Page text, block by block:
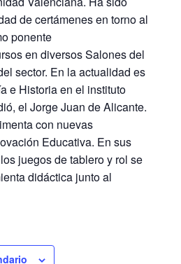
de certámenes en torno al
ponente
en diversos Salones del
sector. En la actualidad es
e Historia en el instituto
el Jorge Juan de Alicante.
con nuevas
Educativa. En sus
juegos de tablero y rol se
didáctica junto al